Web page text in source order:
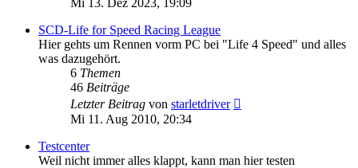
SCD-Life for Speed Racing League
Hier gehts um Rennen vorm PC bei "Life 4 Speed" und alles
was dazugehört.
6 Themen
46 Beiträge
Letzter Beitrag von starletdriver
Mi 11. Aug 2010, 20:34
Testcenter
Weil nicht immer alles klappt, kann man hier testen